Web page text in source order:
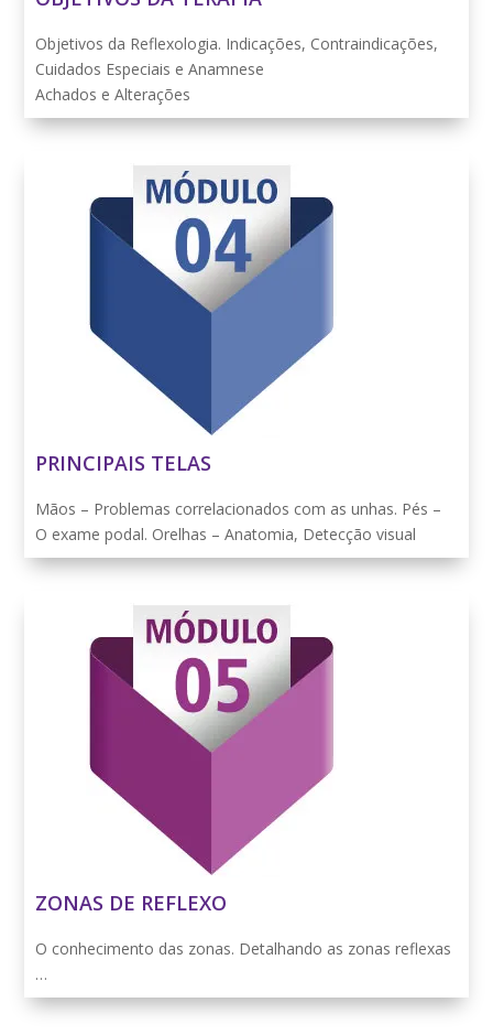
Objetivos da Reflexologia. Indicações, Contraindicações,
Cuidados Especiais e Anamnese
Achados e Alterações
PRINCIPAIS TELAS
Mãos – Problemas correlacionados com as unhas. Pés –
O exame podal. Orelhas – Anatomia, Detecção visual
ZONAS DE REFLEXO
O conhecimento das zonas. Detalhando as zonas reflexas
…